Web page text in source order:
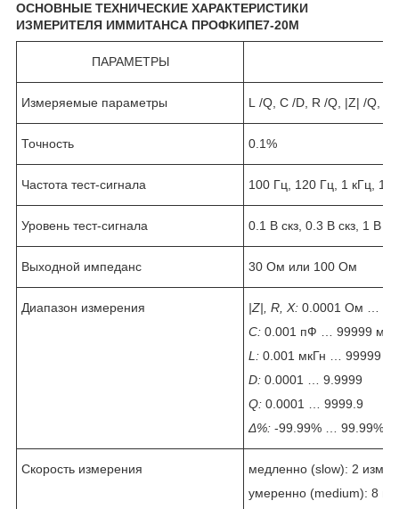
ОСНОВНЫЕ ТЕХНИЧЕСКИЕ ХАРАКТЕРИСТИКИ
ИЗМЕРИТЕЛЯ ИММИТАНСА ПРОФКИПЕ7-20М
ПАРАМЕТРЫ
Измеряемые параметры L /Q, C /D, R /Q, |Z| /Q, C
Точность 0.1%
Частота тест-сигнала 100 Гц, 120 Гц, 1 кГц, 10
Уровень тест-сигнала 0.1 В скз, 0.3 В скз, 1 В
Выходной импеданс 30 Ом или 100 Ом
Диапазон измерения |Z|, R, X: 0.0001 Ом …
C: 0.001 пФ … 99999 мкФ
L: 0.001 мкГн … 99999 Гн
D: 0.0001 … 9.9999
Q: 0.0001 … 9999.9
Δ%: -99.99% … 99.99%
Скорость измерения
медленно (slow): 2 изм/с
умеренно (medium): 8